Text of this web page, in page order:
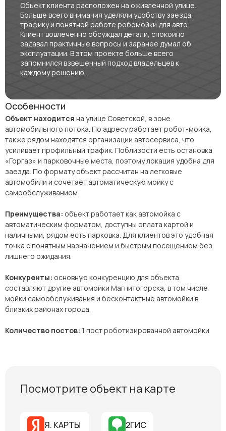
Объект клиента расположен на оживленной улице.
Больше всего внимания уделяли удобству заезда,
трафику и понятной работе робомойки для авто.
Клиент вовлеченно обсуждал детали, спокойно
задавал практичные вопросы и заранее думал об
эксплуатации. В этом проекте больше всего
запомнился взвешенный подход владельцев к
каждому решению.
Особенности
Объект находится на улице Советской, в зоне
автомобильного потока. По адресу работает робот-мойка,
также рядом находятся организации автосервиса, что
усиливает профильный трафик. Поблизости есть остановка
«Горгаз» и парковочные места, поэтому локация удобна для
заезда. По формату объект рассчитан на легковые
автомобили и сочетает автоматическую мойку с
самообслуживанием
Преимущества: объект работает как автомойка с
автоматическим форматом, доступны оплата картой и
наличными, рядом есть парковка. Для клиентов это удобная
точка с понятным назначением и быстрым посещением без
лишнего ожидания.
Конкуренты: основную конкуренцию для объекта
составляют другие автомойки Магнитогорска, в том числе
мойки самообслуживания и бесконтактные автомойки в
близких районах города.
Количество постов: 1 пост роботизированной автомойки
Посмотрите объект на карте
2ГИС
Я. КАРТЫ